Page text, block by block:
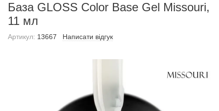
База GLOSS Color Base Gel Missouri,
11 мл
Артикул: 13667 Написати відгук